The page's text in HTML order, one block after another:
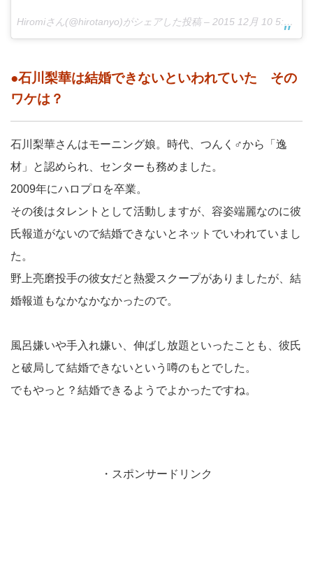
Hiromiさん(@hirotanyo)がシェアした投稿 – 2015 12月 10 5:25午前 PST
●石川梨華は結婚できないといわれていた その
ワケは？
石川梨華さんはモーニング娘。時代、つんく♂から「逸
材」と認められ、センターも務めました。
2009年にハロプロを卒業。
その後はタレントとして活動しますが、容姿端麗なのに彼
氏報道がないので結婚できないとネットでいわれていまし
た。
野上亮磨投手の彼女だと熱愛スクープがありましたが、結
婚報道もなかなかなかったので。
風呂嫌いや手入れ嫌い、伸ばし放題といったことも、彼氏
と破局して結婚できないという噂のもとでした。
でもやっと？結婚できるようでよかったですね。
・スポンサードリンク